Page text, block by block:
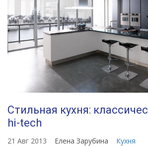
interere-
vse-
tonkosti-
dlya-
oformleniya-
Стильная кухня:
hi-tech
21 Авг 2013 Елена Зарубина Кухня